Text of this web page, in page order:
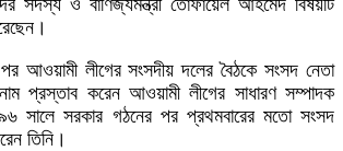
আওয়ামী লীগের সংসদীয় দলের বৈঠকে সংসদ নেতা
নাম প্রস্তাব করেন আওয়ামী লীগের সাধারণ সম্পাদক
সালে সরকার গঠনের পর প্রথমবারের মতো সংসদ
তিনি।